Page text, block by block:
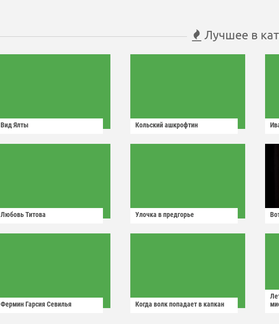
Лучшее в
Вид Ялты Кольский ашкрофтин
Любовь Титова Улочка в предгорье
Фермин Гарсия Севилья Когда волк попадает в капкан